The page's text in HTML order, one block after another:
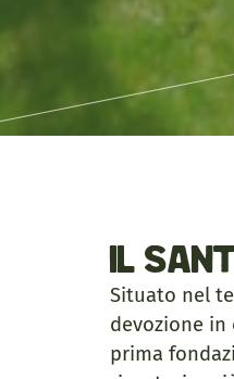
Il
Situato nel
devozione in
prima